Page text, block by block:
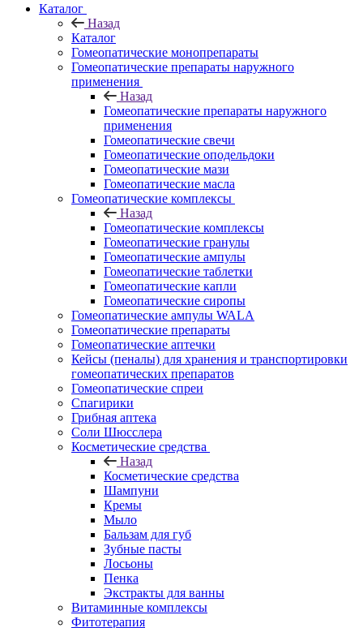
Каталог
Назад
Каталог
Гомеопатические монопрепараты
Гомеопатические препараты наружного
применения
Назад
Гомеопатические препараты наружного
применения
Гомеопатические свечи
Гомеопатические оподельдоки
Гомеопатические мази
Гомеопатические масла
Гомеопатические комплексы
Назад
Гомеопатические комплексы
Гомеопатические гранулы
Гомеопатические ампулы
Гомеопатические таблетки
Гомеопатические капли
Гомеопатические сиропы
Гомеопатические ампулы WALA
Гомеопатические препараты
Гомеопатические аптечки
Кейсы (пеналы) для хранения и транспортировки
гомеопатических препаратов
Гомеопатические спреи
Спагирики
Грибная аптека
Соли Шюсслера
Косметические средства
Назад
Косметические средства
Шампуни
Кремы
Мыло
Бальзам для губ
Зубные пасты
Лосьоны
Пенка
Экстракты для ванны
Витаминные комплексы
Фитотерапия